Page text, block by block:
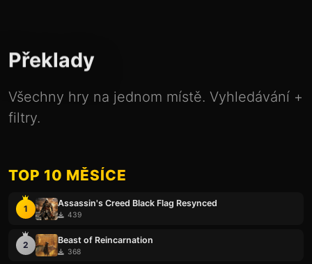
Překlady
Všechny hry na jednom místě. Vyhledávání +
filtry.
TOP 10 MĚSÍCE
1 Assassin's Creed Black Flag Resynced
439
2 Beast of Reincarnation
368